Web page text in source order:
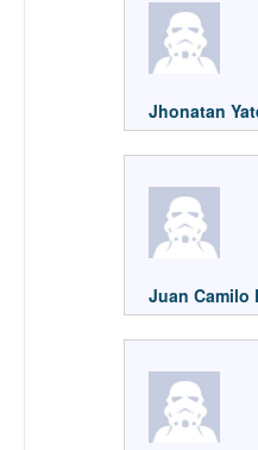
Jhonatan
Juan Camilo